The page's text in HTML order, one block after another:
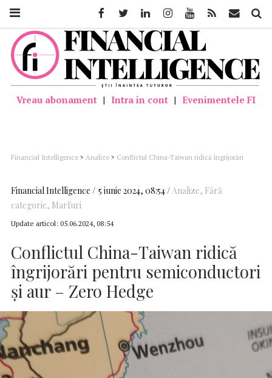
Vreau abonament | Intra in cont | Evenimentele FI
Financial Intelligence > Analize > Conflictul China-Taiwan ridică îngrijorări
Financial Intelligence 5 iunie 2024, 08:54 Analize, Fără
categorie, Marfuri
Update articol: 05.06.2024, 08:54
Conflictul China-Taiwan ridică
îngrijorări pentru semiconductori
și aur – Zero Hedge
FacebookTwitter LinkedinInstagramYoutube Feed Mail